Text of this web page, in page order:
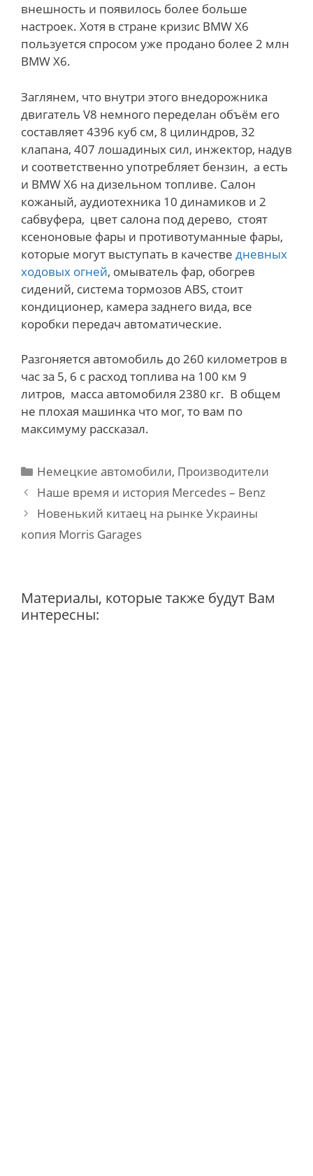
внешность и появилось более больше
настроек. Хотя в стране кризис BMW X6
пользуется спросом уже продано более 2 млн
BMW X6.
Заглянем, что внутри этого внедорожника
двигатель V8 немного переделан объём его
составляет 4396 куб см, 8 цилиндров, 32
клапана, 407 лошадиных сил, инжектор, надув
и соответственно употребляет бензин, а есть
и BMW X6 на дизельном топливе. Салон
кожаный, аудиотехника 10 динамиков и 2
сабвуфера, цвет салона под дерево, стоят
ксеноновые фары и противотуманные фары,
которые могут выступать в качестве дневных
ходовых огней, омыватель фар, обогрев
сидений, система тормозов ABS, стоит
кондиционер, камера заднего вида, все
коробки передач автоматические.
Разгоняется автомобиль до 260 километров в
час за 5, 6 с расход топлива на 100 км 9
литров, масса автомобиля 2380 кг. В общем
не плохая машинка что мог, то вам по
максимуму рассказал.
Categories
Немецкие автомобили, Производители
Post
navigation
Наше время и история Mercedes – Benz
Новенький китаец на рынке Украины
копия Morris Garages
Материалы, которые также будут Вам
интересны: